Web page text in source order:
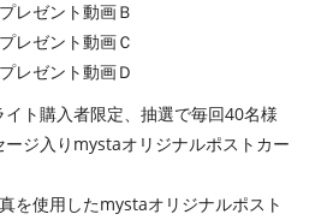
レゼント動画Ｂ
レゼント動画Ｃ
レゼント動画Ｄ
イト購入者限定、抽選で毎回40名様
ジ入りmystaオリジナルポストカー
を使用したmystaオリジナルポスト